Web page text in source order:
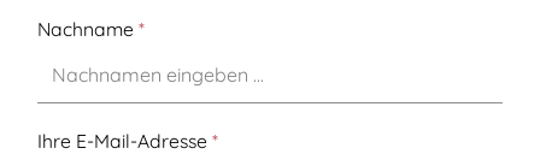
Nachname *
Ihre E-Mail-Adresse *